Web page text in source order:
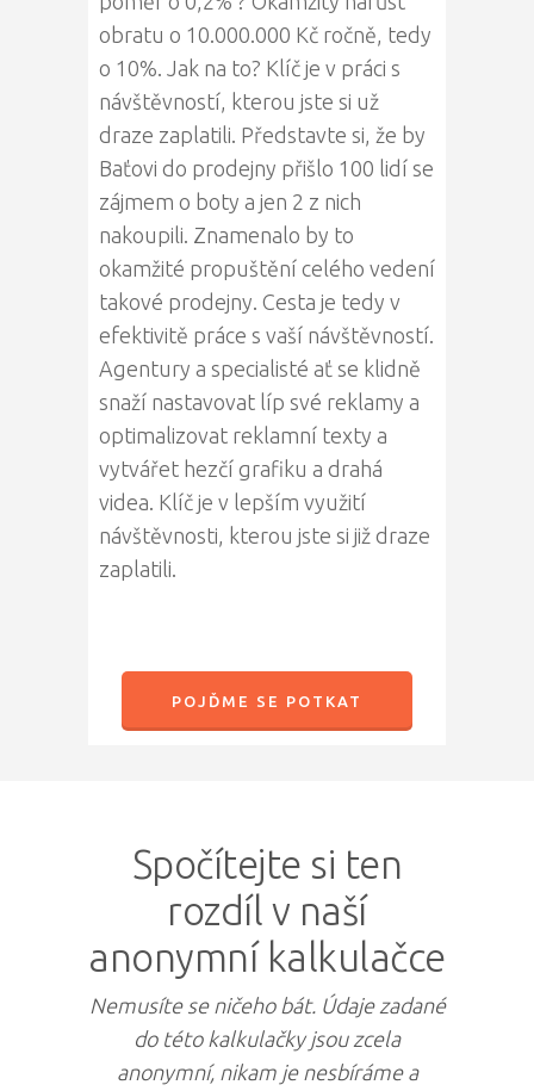
obratu o 10.000.000 Kč ročně, tedy
o 10%. Jak na to? Klíč je v práci s
návštěvností, kterou jste si už
draze zaplatili. Představte si, že by
Baťovi do prodejny přišlo 100 lidí se
zájmem o boty a jen 2 z nich
nakoupili. Znamenalo by to
okamžité propuštění celého vedení
takové prodejny. Cesta je tedy v
efektivitě práce s vaší návštěvností.
Agentury a specialisté ať se klidně
snaží nastavovat líp své reklamy a
optimalizovat reklamní texty a
vytvářet hezčí grafiku a drahá
videa. Klíč je v lepším využití
návštěvnosti, kterou jste si již draze
zaplatili.
POJĎME SE POTKAT
Spočítejte si ten
rozdíl v naší
anonymní kalkulačce
Nemusíte se ničeho bát. Údaje zadané
do této kalkulačky jsou zcela
anonymní, nikam je nesbíráme a